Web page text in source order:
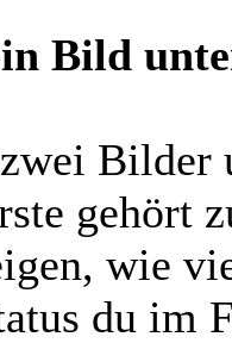
Bild
Bilder
gehört
wie
du im